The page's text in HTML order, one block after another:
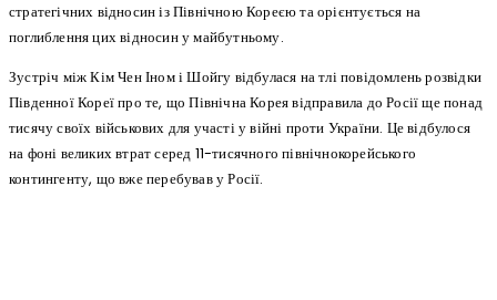
стратегічних відносин із Північною Кореєю та орієнтується на
поглиблення цих відносин у майбутньому.
Зустріч між Кім Чен Іном і Шойгу відбулася на тлі повідомлень розвідки
Південної Кореї про те, що Північна Корея відправила до Росії ще понад
тисячу своїх військових для участі у війні проти України. Це відбулося
на фоні великих втрат серед 11-тисячного північнокорейського
контингенту, що вже перебував у Росії.